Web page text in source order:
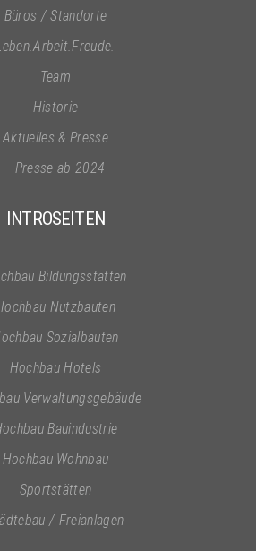
Büros / Standorte
Team
Historie
Aktuelles & Presse
Presse ab 2024
INTROSEITEN
Bildungsstätten
Nutzbauten
Sozialbauten
Hochbau Hotels
Verwaltungsgebäude
Bauindustrie
Hochbau Wohnbau
Sportstätten
/ Freianlagen